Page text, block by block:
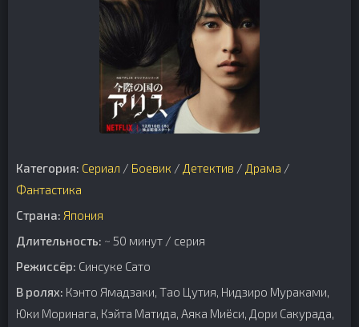
Категория: Сериал / Боевик / Детектив / Драма /
Фантастика
Страна: Япония
Длительность: ~ 50 минут / серия
Режиссёр: Синсуке Сато
В ролях: Кэнто Ямадзаки, Тао Цутия, Нидзиро Мураками,
Юки Моринага, Кэйта Матида, Аяка Миёси, Дори Сакурада,